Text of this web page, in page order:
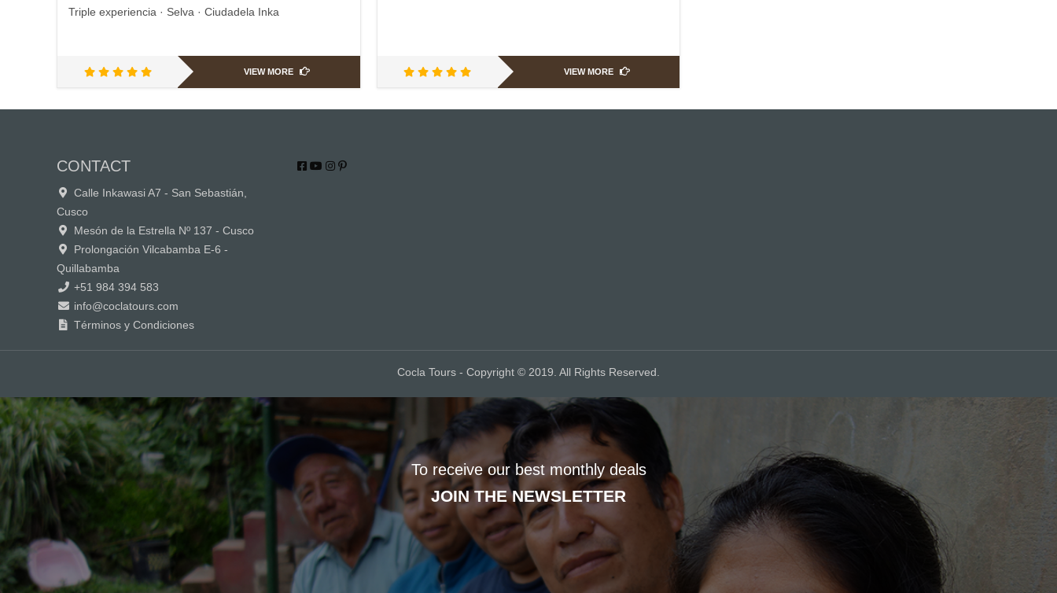
Triple experiencia · Selva · Ciudadela Inka
VIEW MORE VIEW MORE
CONTACT
Calle Inkawasi A7 - San Sebastián,
Cusco
Mesón de la Estrella Nº 137 - Cusco
Prolongación Vilcabamba E-6 -
Quillabamba
+51 984 394 583
info@coclatours.com
Términos y Condiciones
Cocla Tours - Copyright © 2019. All Rights Reserved.
To receive our best monthly deals
JOIN THE NEWSLETTER